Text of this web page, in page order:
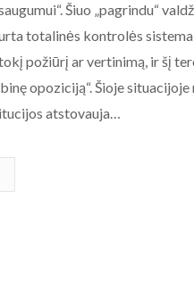
Šiuo „pagrindu“
totalinės kontrolės
požiūrį ar vertinimą, ir šį
opoziciją“. Šioje situacijoje
atstovauja…